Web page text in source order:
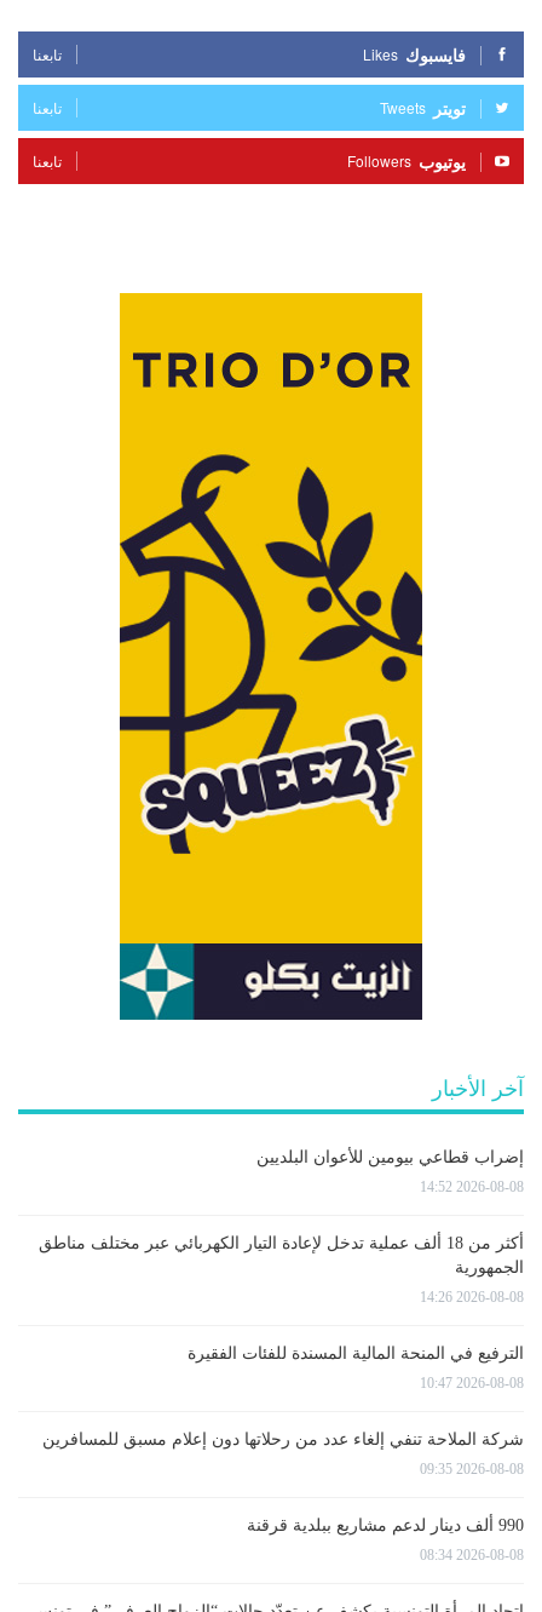
فايسبوك Likes تابعنا
تويتر Tweets تابعنا
يوتيوب Followers تابعنا
آخر الأخبار
إضراب قطاعي بيومين للأعوان البلديين
2026-08-08 14:52
أكثر من 18 ألف عملية تدخل لإعادة التيار الكهربائي عبر مختلف مناطق
الجمهورية
2026-08-08 14:26
الترفيع في المنحة المالية المسندة للفئات الفقيرة
2026-08-08 10:47
شركة الملاحة تنفي إلغاء عدد من رحلاتها دون إعلام مسبق للمسافرين
2026-08-08 09:35
990 ألف دينار لدعم مشاريع ببلدية قرقنة
2026-08-08 08:34